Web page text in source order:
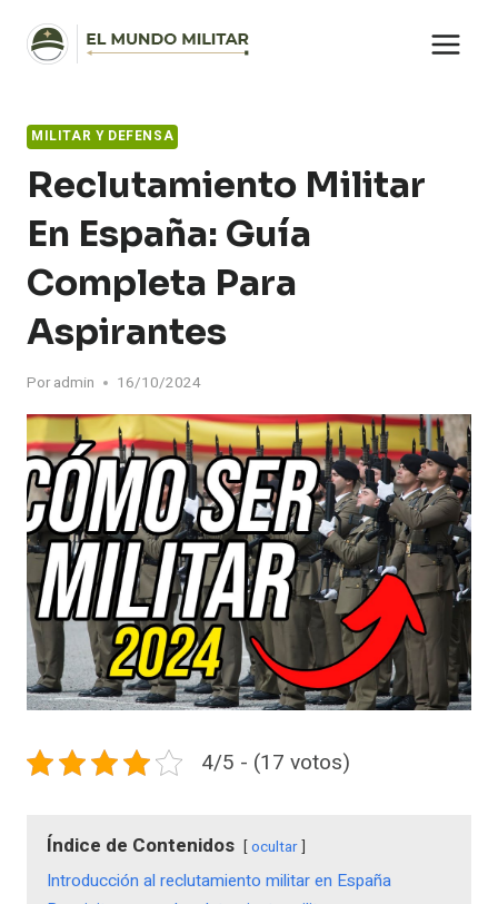
contenido
MILITAR Y DEFENSA
Reclutamiento Militar
En España: Guía
Completa Para
Aspirantes
Por admin 16/10/2024
4/5 - (17 votos)
Índice de Contenidos ocultar
Introducción al reclutamiento militar en España